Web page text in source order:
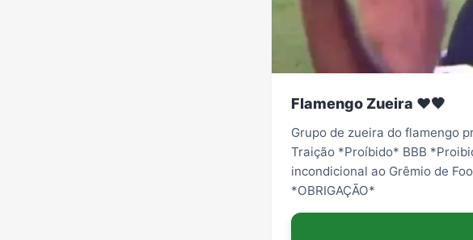
Flamengo Zueira ❤️🖤
Grupo de zueira do flamengo
Traição *Proíbido* BBB
incondicional ao Grêmio de
*OBRIGAÇÃO*